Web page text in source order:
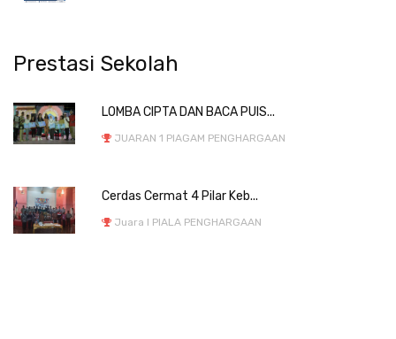
Prestasi Sekolah
LOMBA CIPTA DAN BACA PUIS...
JUARAN 1 PIAGAM PENGHARGAAN
Cerdas Cermat 4 Pilar Keb...
Juara I PIALA PENGHARGAAN